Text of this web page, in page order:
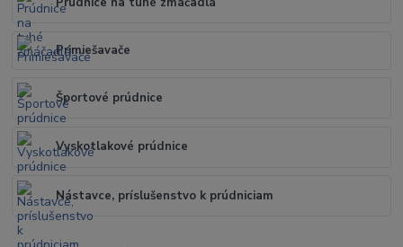
Primiešavače
Športové prúdnice
Vyskotlakové prúdnice
Nástavce, príslušenstvo k prúdniciam